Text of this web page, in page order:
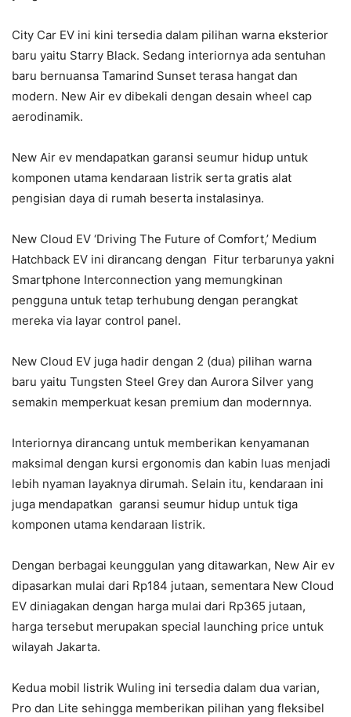
City Car EV ini kini tersedia dalam pilihan warna eksterior
baru yaitu Starry Black. Sedang interiornya ada sentuhan
baru bernuansa Tamarind Sunset terasa hangat dan
modern. New Air ev dibekali dengan desain wheel cap
aerodinamik.
New Air ev mendapatkan garansi seumur hidup untuk
komponen utama kendaraan listrik serta gratis alat
pengisian daya di rumah beserta instalasinya.
New Cloud EV ‘Driving The Future of Comfort,’ Medium
Hatchback EV ini dirancang dengan Fitur terbarunya yakni
Smartphone Interconnection yang memungkinan
pengguna untuk tetap terhubung dengan perangkat
mereka via layar control panel.
New Cloud EV juga hadir dengan 2 (dua) pilihan warna
baru yaitu Tungsten Steel Grey dan Aurora Silver yang
semakin memperkuat kesan premium dan modernnya.
Interiornya dirancang untuk memberikan kenyamanan
maksimal dengan kursi ergonomis dan kabin luas menjadi
lebih nyaman layaknya dirumah. Selain itu, kendaraan ini
juga mendapatkan garansi seumur hidup untuk tiga
komponen utama kendaraan listrik.
Dengan berbagai keunggulan yang ditawarkan, New Air ev
dipasarkan mulai dari Rp184 jutaan, sementara New Cloud
EV diniagakan dengan harga mulai dari Rp365 jutaan,
harga tersebut merupakan special launching price untuk
wilayah Jakarta.
Kedua mobil listrik Wuling ini tersedia dalam dua varian,
Pro dan Lite sehingga memberikan pilihan yang fleksibel